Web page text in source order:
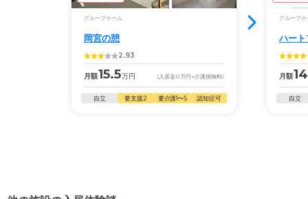
グループホーム
岡宮の憩
2.93
月額15.5万円 (入居金0万円 +介護保険料)
自立 要支援2 要介護1〜5 認知症可
グループホ
ハー
月額
自立